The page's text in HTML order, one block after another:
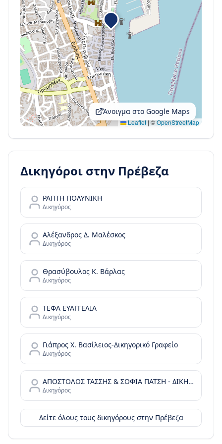
Leaflet|©OpenStreetMap
Άνοιγμα στο Google Maps
Δικηγόροι στην Πρέβεζα
ΡΑΠΤΗ ΠΟΛΥΝΙΚΗ
Δικηγόρος
Αλέξανδρος Δ. Μαλέσκος
Δικηγόρος
Θρασύβουλος Κ. Βάρλας
Δικηγόρος
ΤΕΦΑ ΕΥΑΓΓΕΛΙΑ
Δικηγόρος
Γιάπρος Χ. Βασίλειος-Δικηγορικό Γραφείο
Δικηγόρος
ΑΠΟΣΤΟΛΟΣ ΤΑΣΣΗΣ & ΣΟΦΙΑ ΠΑΤΣΗ - ΔΙΚΗΓΟΡΙΚΗ ΕΤΑΙΡΕΙΑ
Δικηγόρος
Δείτε όλους τους δικηγόρους στην Πρέβεζα